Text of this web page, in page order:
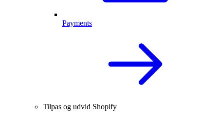
Payments
Tilpas og udvid Shopify